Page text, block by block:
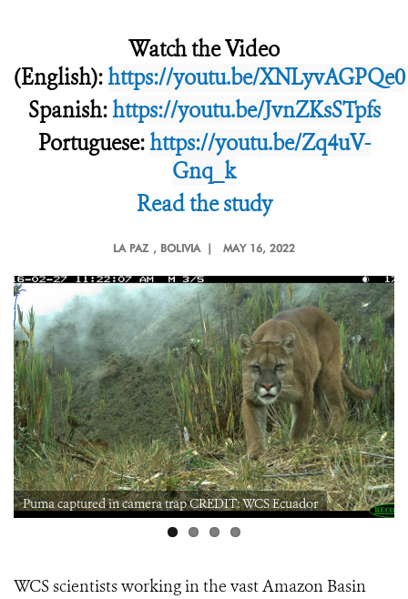
Watch the Video
(English):https://youtu.be/XNLyvAGPQe0
Spanish:https://youtu.be/JvnZKsSTpfs
Portuguese:https://youtu.be/Zq4uV-
Gnq_k
Read the study
LA PAZ , BOLIVIA | MAY 16, 2022
Puma captured in camera trap CREDIT: WCS Ecuador
WCS scientists working in the vast Amazon Basin